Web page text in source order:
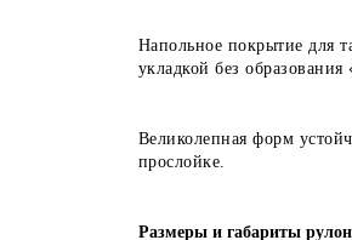
Напольное покрытие для
укладкой без образования
Великолепная форм
прослойке.
Размеры и габариты